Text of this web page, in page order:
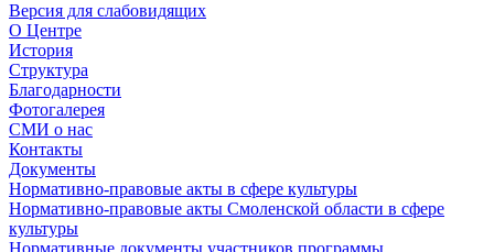
Версия для слабовидящих
О Центре
История
Структура
Благодарности
Фотогалерея
СМИ о нас
Контакты
Документы
Нормативно-правовые акты в сфере культуры
Нормативно-правовые акты Смоленской области в сфере
культуры
Нормативные документы участников программы